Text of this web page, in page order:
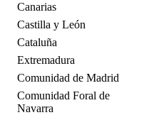
Canarias
Castilla y León
Cataluña
Extremadura
Comunidad de Madrid
Comunidad Foral de
Navarra